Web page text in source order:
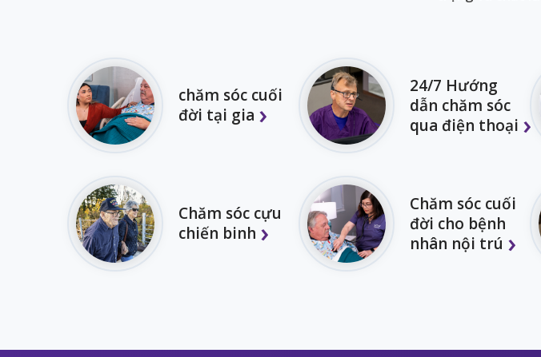
chăm sóc cuối
đời tại gia
24/7 Hướng
dẫn chăm sóc
qua điện thoại
Chăm sóc cựu
chiến binh
Chăm sóc cuối
đời cho bệnh
nhân nội trú